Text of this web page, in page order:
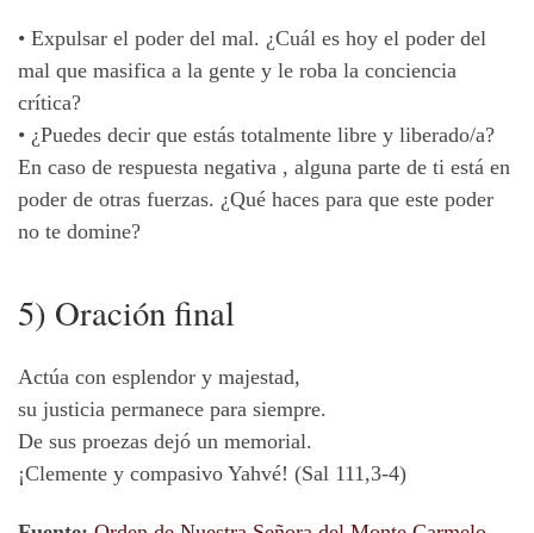
• Expulsar el poder del mal. ¿Cuál es hoy el poder del
mal que masifica a la gente y le roba la conciencia
crítica?
• ¿Puedes decir que estás totalmente libre y liberado/a?
En caso de respuesta negativa , alguna parte de ti está en
poder de otras fuerzas. ¿Qué haces para que este poder
no te domine?
5) Oración final
Actúa con esplendor y majestad,
su justicia permanece para siempre.
De sus proezas dejó un memorial.
¡Clemente y compasivo Yahvé! (Sal 111,3-4)